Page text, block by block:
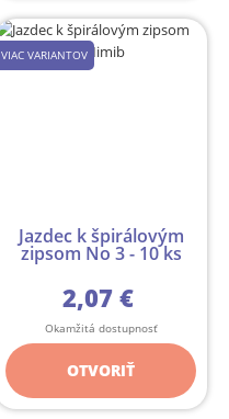
VIAC VARIANTOV
Jazdec k špirálovým
zipsom No 3 - 10 ks
2,07 €
Okamžitá dostupnosť
OTVORIŤ